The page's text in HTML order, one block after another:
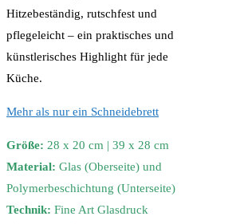
Hitzebeständig, rutschfest und
pflegeleicht – ein praktisches und
künstlerisches Highlight für jede
Küche.
Mehr als nur ein Schneidebrett
Größe: 28 x 20 cm | 39 x 28 cm
Material: Glas (Oberseite) und
Polymerbeschichtung (Unterseite)
Technik: Fine Art Glasdruck